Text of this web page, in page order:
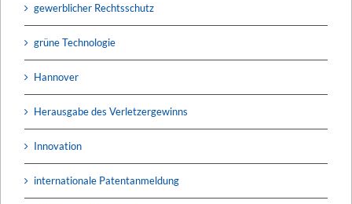
gewerblicher Rechtsschutz
grüne Technologie
Hannover
Herausgabe des Verletzergewinns
Innovation
internationale Patentanmeldung